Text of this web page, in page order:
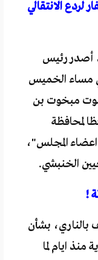
الانتقالي
أصدر رئيس
مساء الخميس
مبخوت بن
لمحافظة
المجلس"،
الخنبشي.
!
بالناري، بشأن
ايام لما